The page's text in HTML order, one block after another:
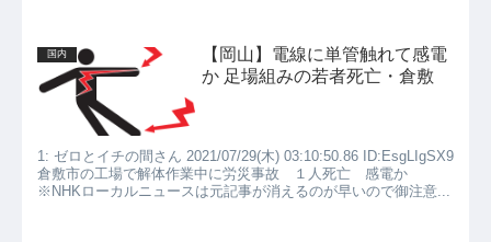
国内
【岡山】電線に単管触れて感電
か 足場組みの若者死亡・倉敷
1: ゼロとイチの間さん 2021/07/29(木) 03:10:50.86 ID:EsgLIgSX9
倉敷市の工場で解体作業中に労災事故 １人死亡 感電か
※NHKローカルニュースは元記事が消えるのが早いので御注意...